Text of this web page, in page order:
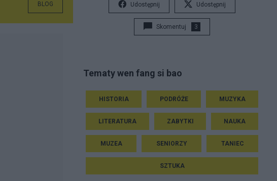
BLOG Udostępnij Udostępnij
Skomentuj 3
Tematy wen fang si bao
HISTORIA PODRÓŻE MUZYKA
LITERATURA ZABYTKI NAUKA
MUZEA SENIORZY TANIEC
SZTUKA